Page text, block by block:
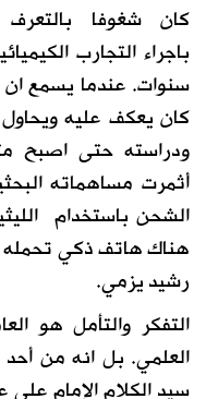
كان شغوفا
باجراء التجارب
سنوات. عندما يسمع ان
كان يعكف عليه
ودراسته حتى اصبح
أثمرت مساهماته
الشحن باستخدام
هناك هاتف ذكي
رشيد يزمي.
التفكر والتأمل هو
العلمي. بل انهمن أحد
سيد الكلام الإمام علي